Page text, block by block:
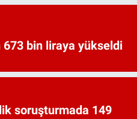
673 bin liraya yükseldi
soruşturmada 149